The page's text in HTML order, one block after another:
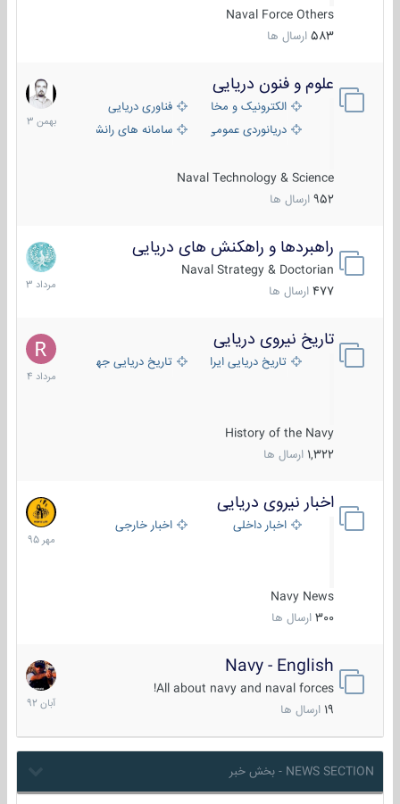
Naval Force Others
583 ارسال ها
علوم و فنون دریایی
الکترونیک و مخابرات دریاییفناوری دریایی
دریانوردی عمومی
سامانه های رانشی دریایی
Naval Technology & Science
952 ارسال ها
6
بهمن
1403
راهبردها و راهکنش های دریایی
Naval Strategy & Doctorian
477 ارسال ها
2
مرداد
1403
تاریخ نیروی دریایی
تاریخ دریایی ایران تاریخ دریایی جهان
History of the Navy
1,322 ارسال ها
16
مرداد
1404
اخبار نیروی دریایی
اخبار داخلی اخبار خارجی
Navy News
300 ارسال ها
27
مهر
1395
Navy - English
All about navy and naval forces!
ارسال ها
22
آبان
1392
NEWS SECTION - بخش خبر